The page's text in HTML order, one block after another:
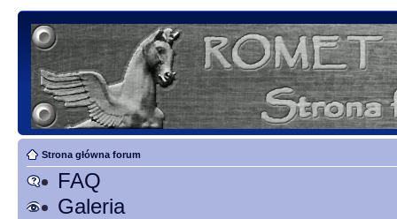
Strona główna forum
FAQ
Galeria